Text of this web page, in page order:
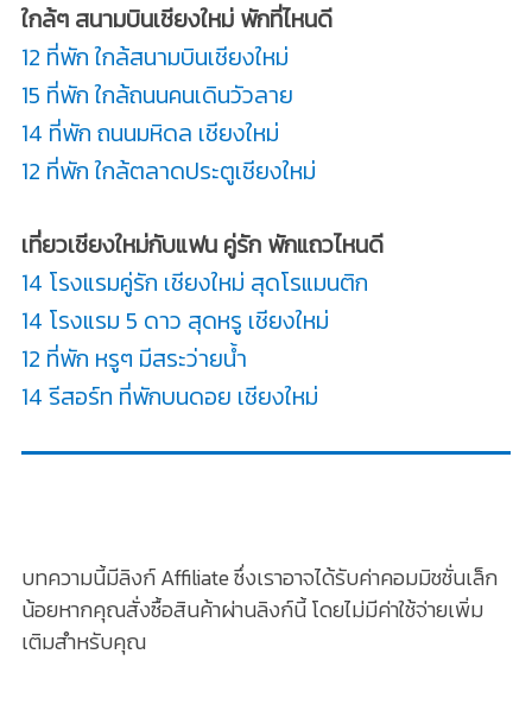
ใกล้ๆ สนามบินเชียงใหม่ พักที่ไหนดี
12 ที่พัก ใกล้สนามบินเชียงใหม่
15 ที่พัก ใกล้ถนนคนเดินวัวลาย
14 ที่พัก ถนนมหิดล เชียงใหม่
12 ที่พัก ใกล้ตลาดประตูเชียงใหม่
เที่ยวเชียงใหม่กับแฟน คู่รัก พักแถวไหนดี
14 โรงแรมคู่รัก เชียงใหม่ สุดโรแมนติก
14 โรงแรม 5 ดาว สุดหรู เชียงใหม่
12 ที่พัก หรูๆ มีสระว่ายน้ำ
14 รีสอร์ท ที่พักบนดอย เชียงใหม่
บทความนี้มีลิงก์ Affiliate ซึ่งเราอาจได้รับค่าคอมมิชชั่นเล็ก
น้อยหากคุณสั่งซื้อสินค้าผ่านลิงก์นี้ โดยไม่มีค่าใช้จ่ายเพิ่ม
เติมสำหรับคุณ